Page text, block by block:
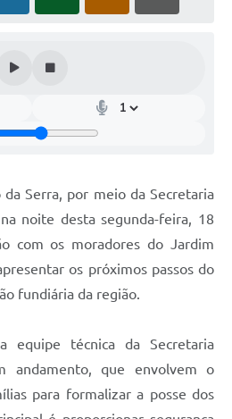
Serra, por meio da Secretaria
noite desta segunda-feira, 18
com os moradores do Jardim
os próximos passos do
fundiária da região.
equipe técnica da Secretaria
andamento, que envolvem o
para formalizar a posse dos